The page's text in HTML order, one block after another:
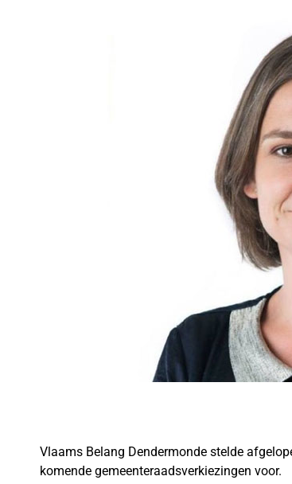
Vlaams Belang Dendermonde stelde
komende gemeenteraadsverkiezingen voor.